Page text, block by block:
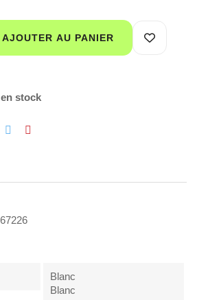
AJOUTER AU PANIER
stock
Blanc
Blanc